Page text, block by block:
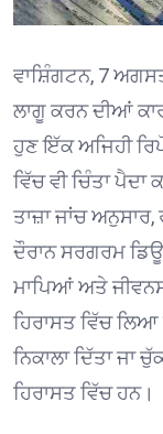
ਵਾਸ਼ਿੰਗਟਨ, 7
ਲਾਗੂ ਕਰਨ ਦੀਆਂ
ਹੁਣ ਇੱਕ ਅਜਿਹੀ
ਵਿੱਚ ਵੀ ਚਿੰਤਾ
ਤਾਜ਼ਾ ਜਾਂਚ
ਦੌਰਾਨ ਸਰਗਰਮ
ਮਾਪਿਆਂ ਅਤੇ
ਹਿਰਾਸਤ ਵਿੱਚ
ਨਿਕਾਲਾ ਦਿੱਤਾ ਜਾ
ਹਿਰਾਸਤ ਵਿੱਚ ਹਨ। ⁠